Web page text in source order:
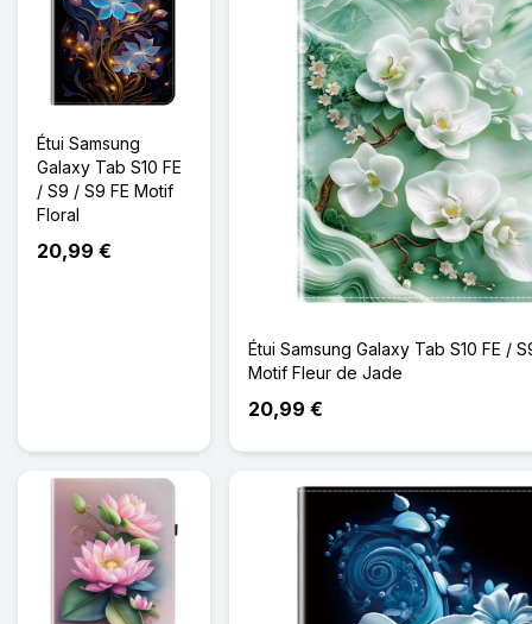
Étui Samsung
Galaxy Tab S10 FE
/ S9 / S9 FE Motif
Floral
20,99 €
Étui Samsung Galaxy Tab S10 FE /
Motif Fleur de Jade
20,99 €